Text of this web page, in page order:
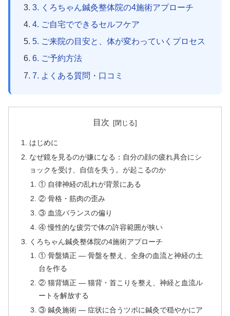
3. くろちゃん鍼灸整体院の4施術アプローチ
4. ご自宅でできるセルフケア
5. ご来院の目安と、体が変わっていくプロセス
6. ご予約方法
7. よくある質問・口コミ
目次
はじめに
なぜ鏡を見るのが嫌になる：自分の顔の疲れ具合にシ
ョックを受け、自信を失う。が起こるのか
① 自律神経の乱れが背景にある
② 骨格・筋肉の歪み
③ 血流バランスの偏り
④ 慢性的な疲労で体の許容範囲が狭い
くろちゃん鍼灸整体院の4施術アプローチ
① 骨盤矯正 — 骨盤を整え、全身の血流と神経の土
台を作る
② 猫背矯正 — 猫背・首こりを整え、神経と血流ル
ートを解放する
③ 鍼灸施術 — 症状に合うツボに鍼灸で穏やかにア